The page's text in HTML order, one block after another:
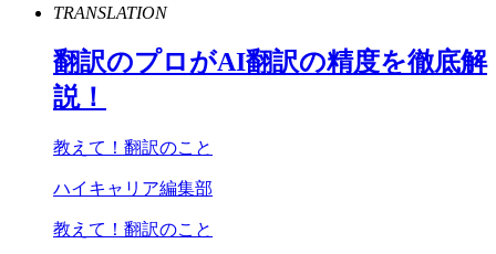
TRANSLATION
翻訳のプロがAI翻訳の精度を徹底解
説！
教えて！翻訳のこと
ハイキャリア編集部
教えて！翻訳のこと